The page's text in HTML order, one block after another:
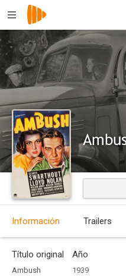
Información Trailers
Título original
Ambush
Año
1939